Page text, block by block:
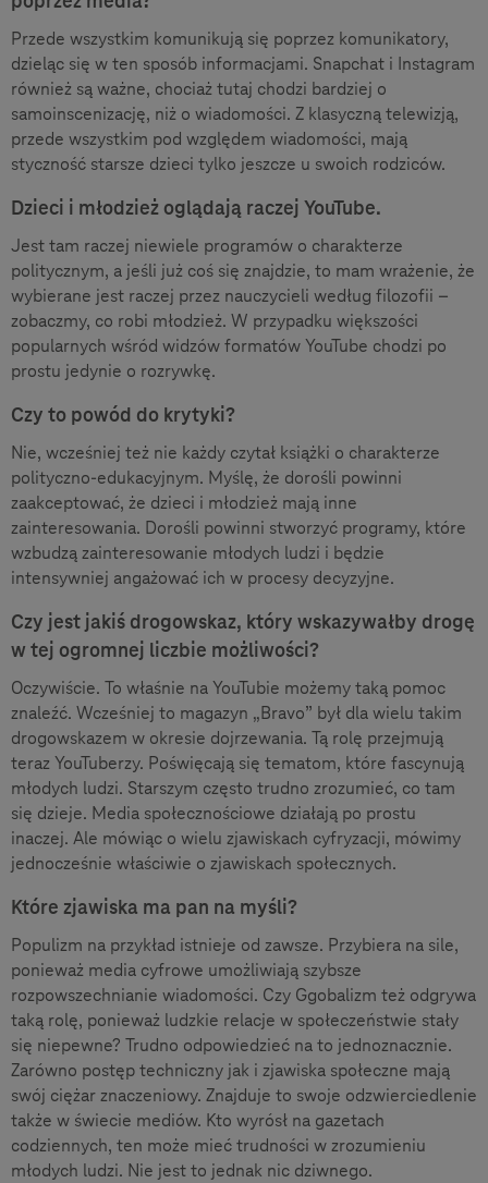
Przede wszystkim komunikują się poprzez komunikatory,
dzieląc się w ten sposób informacjami. Snapchat i Instagram
również są ważne, chociaż tutaj chodzi bardziej o
samoinscenizację, niż o wiadomości. Z klasyczną telewizją,
przede wszystkim pod względem wiadomości, mają
styczność starsze dzieci tylko jeszcze u swoich rodziców.
Dzieci i młodzież oglądają raczej YouTube.
Jest tam raczej niewiele programów o charakterze
politycznym, a jeśli już coś się znajdzie, to mam wrażenie, że
wybierane jest raczej przez nauczycieli według filozofii –
zobaczmy, co robi młodzież. W przypadku większości
popularnych wśród widzów formatów YouTube chodzi po
prostu jedynie o rozrywkę.
Czy to powód do krytyki?
Nie, wcześniej też nie każdy czytał książki o charakterze
polityczno-edukacyjnym. Myślę, że dorośli powinni
zaakceptować, że dzieci i młodzież mają inne
zainteresowania. Dorośli powinni stworzyć programy, które
wzbudzą zainteresowanie młodych ludzi i będzie
intensywniej angażować ich w procesy decyzyjne.
Czy jest jakiś drogowskaz, który wskazywałby drogę
w tej ogromnej liczbie możliwości?
Oczywiście. To właśnie na YouTubie możemy taką pomoc
znaleźć. Wcześniej to magazyn „Bravo” był dla wielu takim
drogowskazem w okresie dojrzewania. Tą rolę przejmują
teraz YouTuberzy. Poświęcają się tematom, które fascynują
młodych ludzi. Starszym często trudno zrozumieć, co tam
się dzieje. Media społecznościowe działają po prostu
inaczej. Ale mówiąc o wielu zjawiskach cyfryzacji, mówimy
jednocześnie właściwie o zjawiskach społecznych.
Które zjawiska ma pan na myśli?
Populizm na przykład istnieje od zawsze. Przybiera na sile,
ponieważ media cyfrowe umożliwiają szybsze
rozpowszechnianie wiadomości. Czy Ggobalizm też odgrywa
taką rolę, ponieważ ludzkie relacje w społeczeństwie stały
się niepewne? Trudno odpowiedzieć na to jednoznacznie.
Zarówno postęp techniczny jak i zjawiska społeczne mają
swój ciężar znaczeniowy. Znajduje to swoje odzwierciedlenie
także w świecie mediów. Kto wyrósł na gazetach
codziennych, ten może mieć trudności w zrozumieniu
młodych ludzi. Nie jest to jednak nic dziwnego.